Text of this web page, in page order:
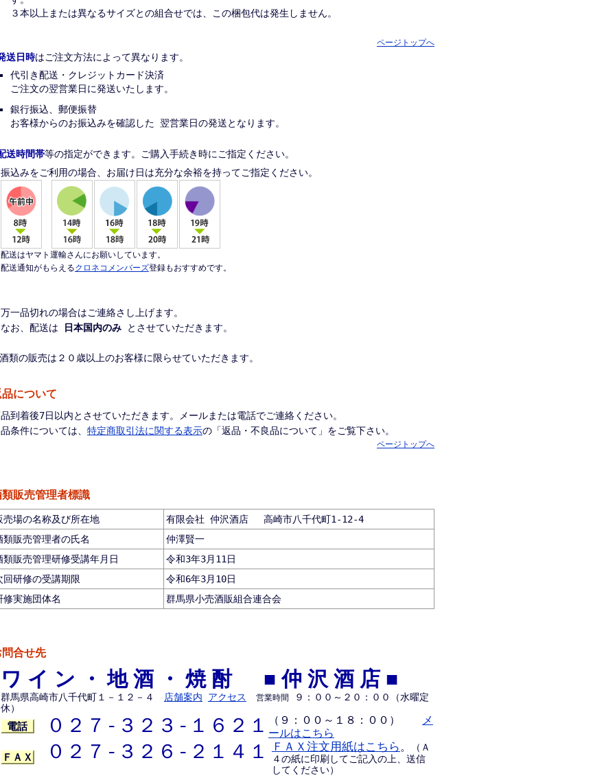
３本以上または異なるサイズとの組合せでは、この梱包代は発生しません。
ページトップへ
送日時はご注文方法によって異なります。
代引き配送・クレジットカード決済
ご注文の翌営業日に発送いたします。
銀行振込、郵便振替
お客様からのお振込みを確認した 翌営業日の発送となります。
送時間帯等の指定ができます。ご購入手続き時にご指定ください。
振込みをご利用の場合、お届け日は充分な余裕を持ってご指定ください。
配送はヤマト運輸さんにお願いしています。
配送通知がもらえるクロネコメンバーズ登録もおすすめです。
一品切れの場合はご連絡さし上げます。
お、配送は
日本国内のみ とさせていただきます。
類の販売は２０歳以上のお客様に限らせていただきます。
について
到着後7日以内とさせていただきます。メールまたは電話でご連絡ください。
条件については、 特定商取引法に関する表示の「返品・不良品について」をご覧下さい。
ページトップへ
販売管理者標識
売場の名称及び所在地
有限会社 仲沢酒店 高崎市八千代町1-12-4
類販売管理者の氏名
仲澤賢一
類販売管理研修受講年月日
令和3年3月11日
回研修の受講期限
令和6年3月10日
修実施団体名
群馬県小売酒販組合連合会
合せ先
ワイン・地酒・焼酎 ■仲沢酒店■
群馬県高崎市八千代町１－１２－４ 店舗案内 アクセス 営業時間
９：００～２０：００（水曜定
休）
電話 ０２７-３２３-１６２１ （９：００～１８：００）
メ
ールはこちら
ＦＡＸ ０２７-３２６-２１４１ ＦＡＸ注文用紙はこちら 。
（Ａ
４の紙に印刷してご記入の上、送信
してください）